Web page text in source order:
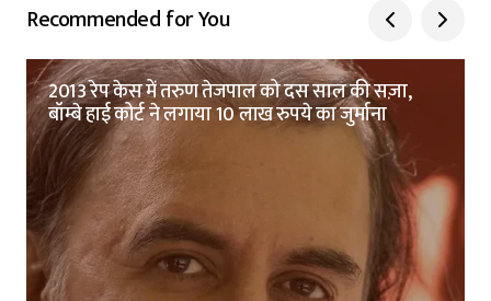
Recommended for You
2013 रेप केस में तरुण तेजपाल को दस साल की सज़ा,
बॉम्बे हाई कोर्ट ने लगाया 10 लाख रुपये का जुर्माना